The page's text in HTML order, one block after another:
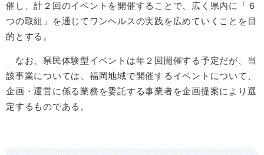
催し、計２回のイベントを開催することで、広く県内に「６
つの取組」を通じてワンヘルスの実践を広めていくことを目
的とする。
なお、県民体験型イベントは年２回開催する予定だが、当
該事業については、福岡地域で開催するイベントについて、
企画・運営に係る業務を委託する事業者を企画提案により選
定するものである。